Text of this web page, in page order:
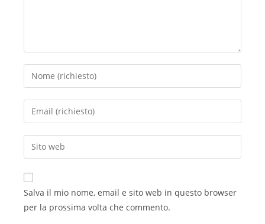
Salva il mio nome, email e sito web in questo browser
per la prossima volta che commento.